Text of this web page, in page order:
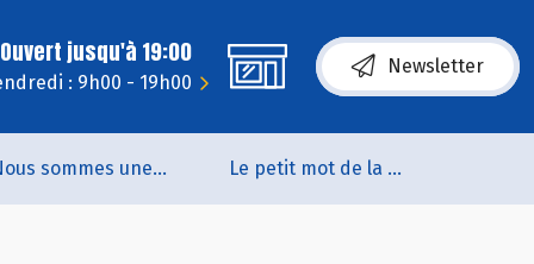
Ouvert jusqu'à 19:00
: 9h00 - 19h00
Newsletter
Nous sommes une coopérative de salarié.es Le petit mot de la naturo